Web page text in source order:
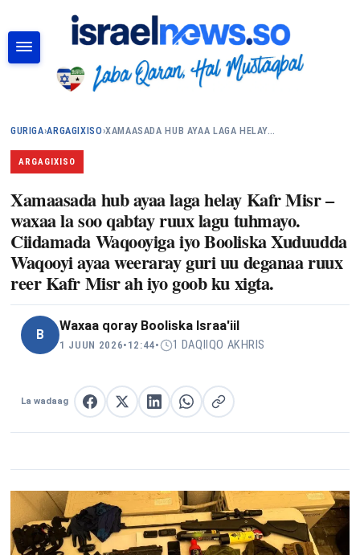
GURIGA›ARGAGIXISO›XAMAASADA HUB AYAA LAGA HELAY…
ARGAGIXISO
Xamaasada hub ayaa laga helay Kafr Misr –
waxaa la soo qabtay ruux lagu tuhmayo.
Ciidamada Waqooyiga iyo Booliska Xuduudda
Waqooyi ayaa weeraray guri uu deganaa ruux
reer Kafr Misr ah iyo goob ku xigta.
B
Waxaa qoray Booliska Israa'iil
1 JUUN 2026• 12:44• 1 DAQIIQO AKHRIS
La wadaag La wadaag Facebook
La wadaag XLa wadaag LinkedIn
La wadaag WhatsApp
Nuqul link